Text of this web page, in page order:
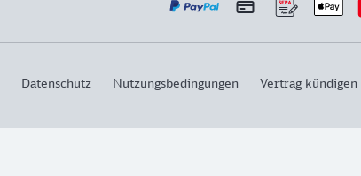
Datenschutz Nutzungsbedingungen Vertrag kündigen